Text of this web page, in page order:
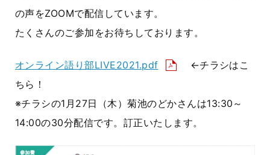
の声をZOOMで配信しています。
たくさんのご参加をお待ちしております。
オンライン語り部LIVE2021.pdf
←チラシはこ
ちら！
※チラシの1月27日（木）菊池のどかさんは13:30～
14:00の30分配信です。訂正いたします。